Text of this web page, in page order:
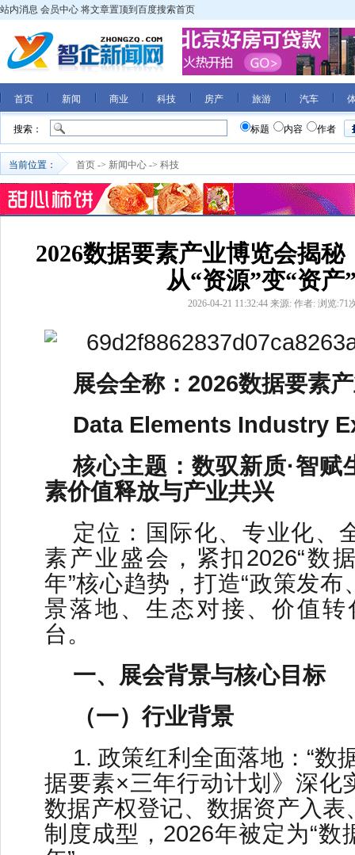
站内消息 会员中心 将文章置顶到百度搜索首页
首页 新闻 商业 科技 房产 旅游 汽车
搜索： 标题 内容 作者
当前位置： 首页 -> 新闻中心 -> 科技
2026数据要素产业博览会揭
从“资源”变“资产
2026-04-21 11:32:44 来源: 作者: 浏览:71
展会全称：2026数据要素
Data Elements Industry
核心主题：数驭新质·智
素价值释放与产业共兴
定位：国际化、专业化、
素产业盛会，紧扣2026“数
年”核心趋势，打造“政策发布
景落地、生态对接、价值转
台。
一、展会背景与核心目标
（一）行业背景
1. 政策红利全面落地：“数
据要素×三年行动计划》深化
数据产权登记、数据资产入表
制度成型，2026年被定为“数